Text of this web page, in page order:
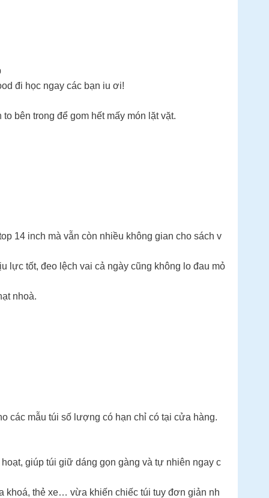
đi học ngay các bạn iu ơi!
bên trong để gom hết mấy món lặt vặt.
14 inch mà vẫn còn nhiều không gian cho sách v
lực tốt, đeo lệch vai cả ngày cũng không lo đau mỏ
nhoà.
các mẫu túi số lượng có hạn chỉ có tại cửa hàng.
giúp túi giữ dáng gọn gàng và tự nhiên ngay c
khoá, thẻ xe… vừa khiến chiếc túi tuy đơn giản nh